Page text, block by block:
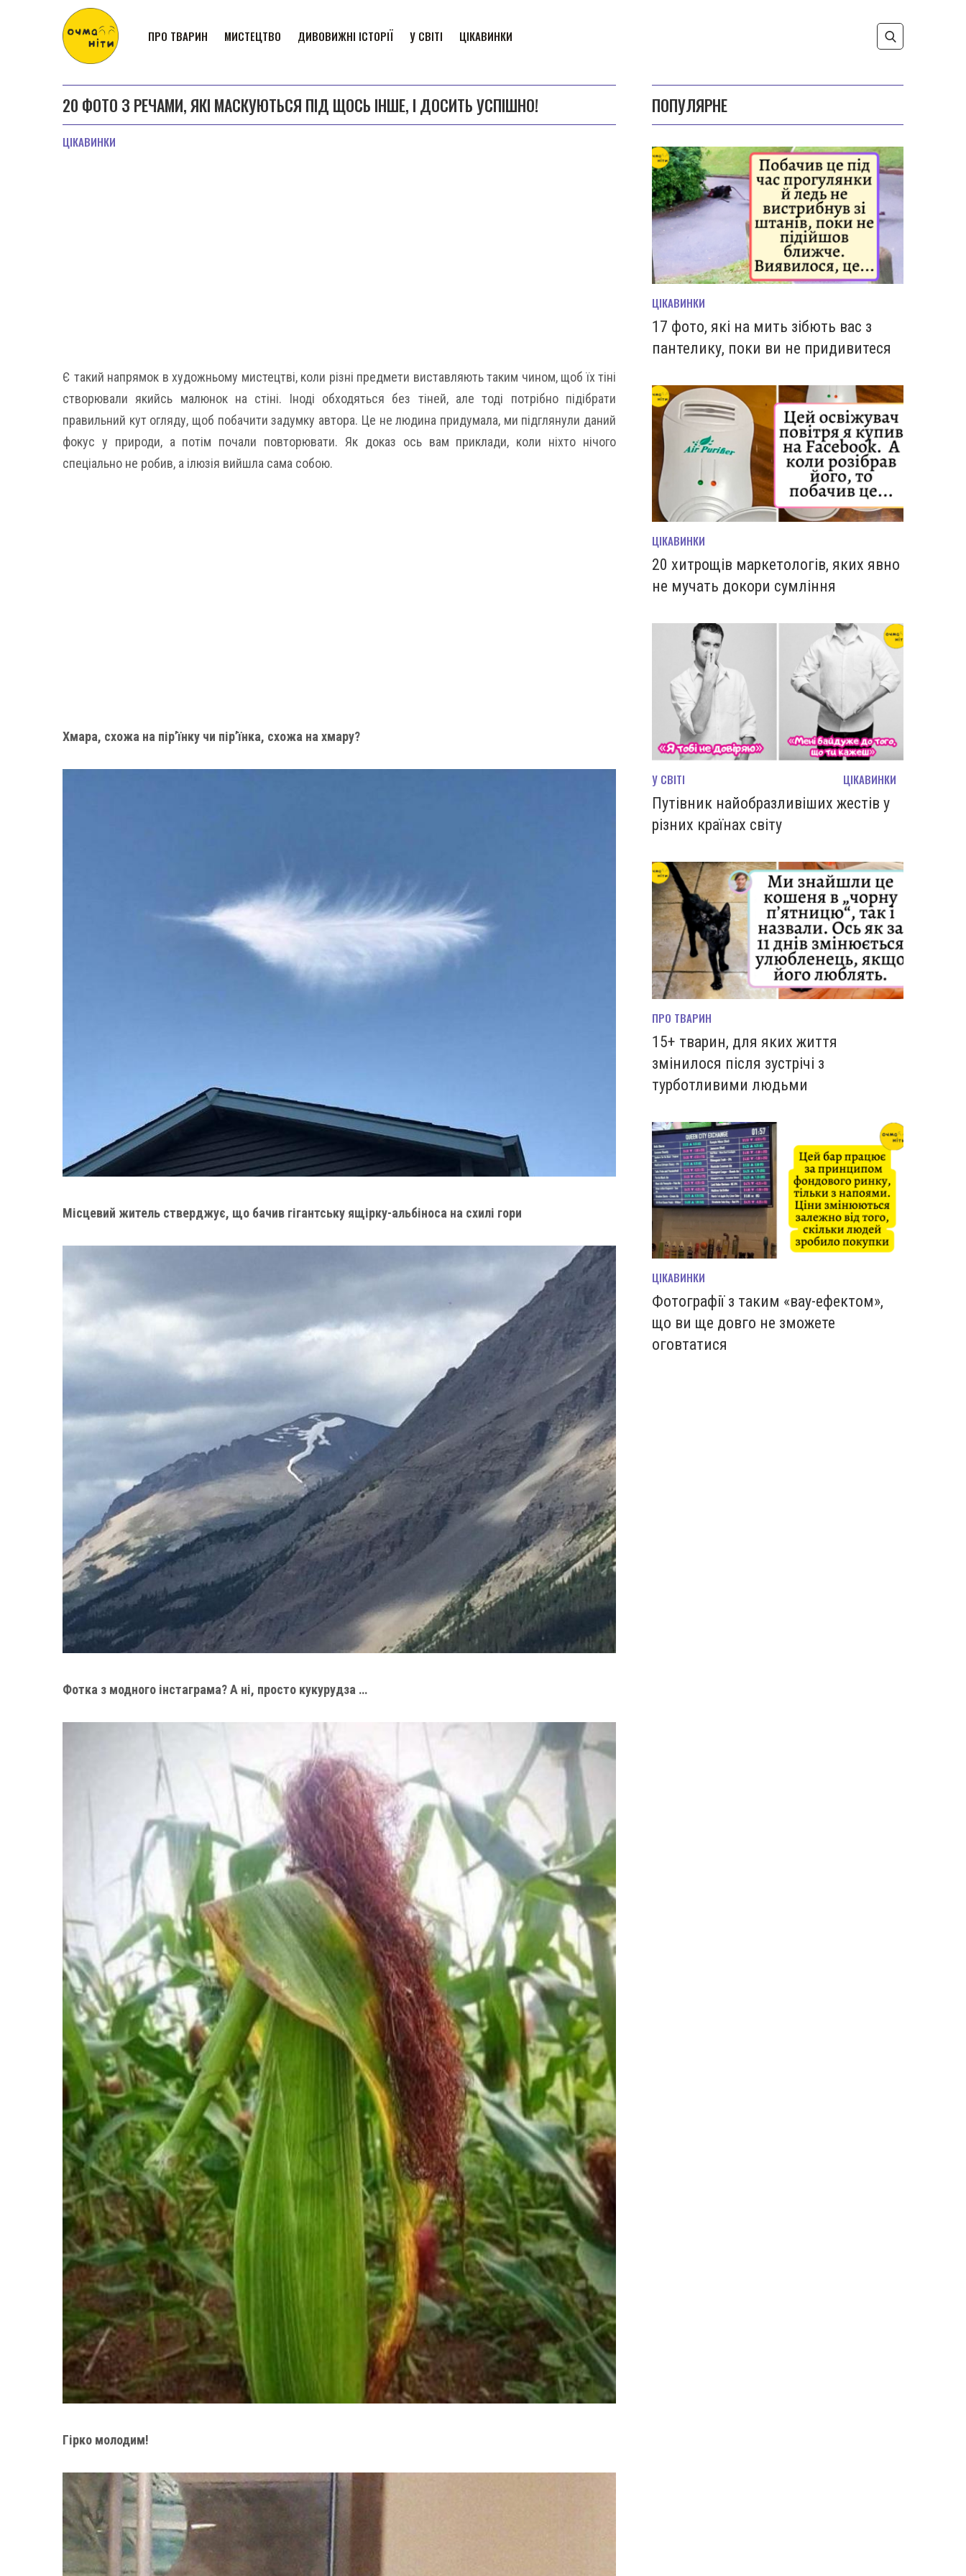
ПРО ТВАРИН МИСТЕЦТВО ДИВОВИЖНІ ІСТОРІЇ У СВІТІ ЦІКАВИНКИ
20 ФОТО З РЕЧАМИ, ЯКІ МАСКУЮТЬСЯ ПІД ЩОСЬ ІНШЕ, І ДОСИТЬ УСПІШНО!
ЦІКАВИНКИ
Є такий напрямок в художньому мистецтві, коли різні предмети виставляють таким чином, щоб їх тіні
створювали якийсь малюнок на стіні. Іноді обходяться без тіней, але тоді потрібно підібрати
правильний кут огляду, щоб побачити задумку автора. Це не людина придумала, ми підглянули даний
фокус у природи, а потім почали повторювати. Як доказ ось вам приклади, коли ніхто нічого
спеціально не робив, а ілюзія вийшла сама собою.
Хмара, схожа на пір’їнку чи пір’їнка, схожа на хмару?
Місцевий житель стверджує, що бачив гігантську ящірку-альбіноса на схилі гори
Фотка з модного інстаграма? А ні, просто кукурудза …
Гірко молодим!
ПОПУЛЯРНЕ
ЦІКАВИНКИ
17 фото, які на мить зiбють вас з
пантелику, поки ви не придивитеся
ЦІКАВИНКИ
20 хитрощів маркетологів, яких явно
не мучать докори сумління
У СВІТІ ЦІКАВИНКИ
Путівник найобразливіших жестів у
різних країнах світу
ПРО ТВАРИН
15+ тварин, для яких життя
змінилося після зустрічі з
турботливими людьми
ЦІКАВИНКИ
Фотографії з таким «вау-ефектом»,
що ви ще довго не зможете
оговтатися